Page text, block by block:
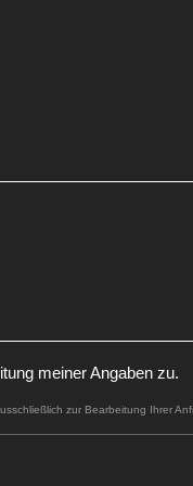
meiner Angaben zu.
zur Bearbeitung Ihrer